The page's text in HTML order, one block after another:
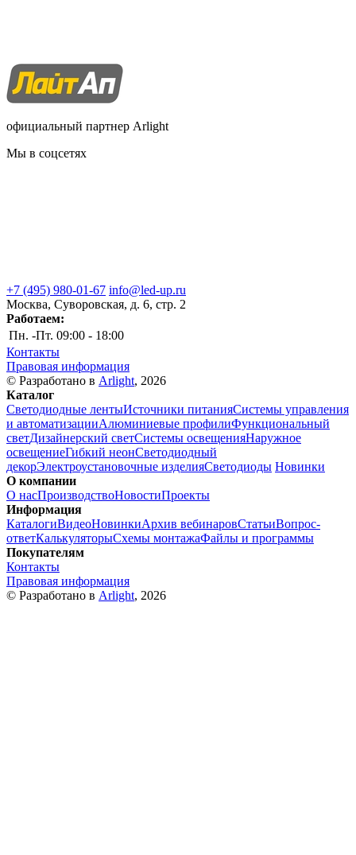
официальный партнер Arlight
Мы в соцсетях
+7 (495) 980-01-67 info@led-up.ru
Москва, Суворовская, д. 6, стр. 2
Работаем:
Пн. -Пт. 09:00 - 18:00
Контакты
Правовая информация
© Разработано в Arlight, 2026
Каталог
Светодиодные лентыИсточники питанияСистемы управления
и автоматизацииАлюминиевые профилиФункциональный
светДизайнерский светСистемы освещенияНаружное
освещениеГибкий неонСветодиодный
декорЭлектроустановочные изделияСветодиоды Новинки
О компании
О насПроизводствоНовостиПроекты
Информация
КаталогиВидеоНовинкиАрхив вебинаровСтатьиВопрос-
ответКалькуляторыСхемы монтажаФайлы и программы
Покупателям
Контакты
Правовая информация
© Разработано в Arlight, 2026